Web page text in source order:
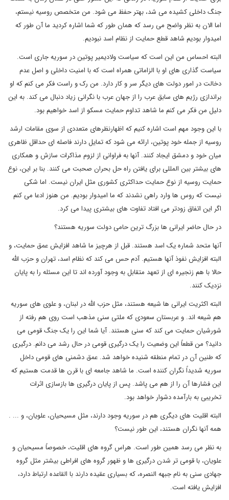
جنگ داخلی کشیده می شد، بهتر حفظ می شود. من متخصص روسیه نیستم،
اما الان به نظر واضح می رسد که همان طور که شما اشاره کردید ما آن طور که
امیدوار بودیم شاهد قطع حمایت از نظام اسد نبودیم.
البته احساس من این است که سیاست ولادیمیر پوتین در سوریه جاری است.
سیاست گذاری های او با الزاماتی همراه است که با امنیت داخلی و اصل عدم
دخالت در امور دولت های دیگر سر و کار دارد. من رک و راست فکر می کنم که او
براندازی رژیم های سابق عرب را از جهان عرب با نگرانی زیاد دنبال می کند. به این
دلیل من فکر می کنم ما شاهد تداوم حمایت مسکو از اسد خواهیم بود.
با این وجود مهم است اشاره کنیم که اظهارنظرهای متعددی از سوی مقامات ارشد
روسیه از جمله خود پوتین، ارائه می شود که تمایل دارند فاصله ای حداقل ظاهری
میان خود و دمشق ایجاد کنند. آنها به فراوانی از لزوم مذاکرات سازش و همکاری
های بیشتر بین المللی برای یافتن راه حل بحران صحبت می کنند. بنا بر این، نوع
حمایت روسیه از نوع حمایت حداکثری کشوری مثل ایران نیست. اما شکی
نیست که روس ها وارد راهی نشدند که ما امیدوار بودیم. من هنوز ادعا می کنم
اگر این اتفاق زودتر می افتاد تفاوت های بیشتری پیدا می کرد.
در حال حاضر ایرانی ها بزرگ ترین حامی دولت سوریه هستند؟
آنها متحد شماره یک اسد هستند. قبل از هرچیز ما شاهد افزایش عمق حمایت، و
البته افزایش نفوذ آنها هستیم. آدم حس می کند که نظام اسد، تهران و حزب الله
حالا با هم زنجیره ای از تعهد متقابل به وجود آورده اند تا این مسئله را به پایان
نزدیک کنند.
البته اکثریت ایرانی ها شیعه هستند، مثل حزب الله در لبنان، و علوی های سوریه
هم شیعه اند. و عربستان سعودی که ملتی سنی مذهب است روی هم رفته از
شورشیان حمایت می کند که سنی هستند. آیا شما این را یک جنگ قومی می
دانید؟ من قطعاً این وضعیت را یک درگیری قومی در حال رشد می دانم. درگیری
که طنین آن در تمام منطقه شنیده خواهد شد. عمق دشمنی های قومی داخل
سوریه شدیداً نگران کننده است. ما شاهد جامعه ای با قرن ها قدمت هستیم که
این فشارها آن را از هم می پاشد. پس از پایان درگیری ها بازسازی اثرات
تخریبی به بارآمده دشوار خواهد بود.
البته اقلیت های دیگری هم در سوریه وجود دارند، مثل مسیحیان، علویان، و ... .
همه آنها نگران هستند، این طور نیست؟
به نظر می رسد همین طور است. هراس گروه های اقلیت، خصوصاً مسیحیان و
علویان، با قومی تر شدن درگیری ها و ظهور گروه های افراطی بیشتر مثل گروه
جهادی سنی به نام جبهه النصره، که بسیاری عقیده دارند با القاعده ارتباط دارد،
افزایش یافته است.